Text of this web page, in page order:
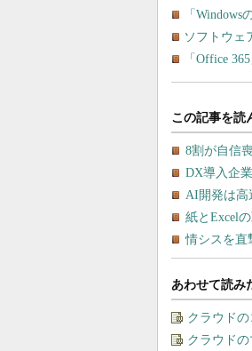
「
ソフトウ
「Office
あわせて読み
クラウド
クラウド